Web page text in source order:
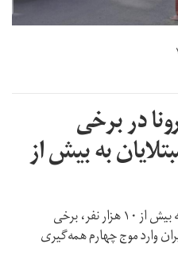
در برخی
به بیش از
همزمان با افزایش مبتلایان به کرونا به بیش از ۱۰ هزار نفر، برخی
وارد موج چهارم همه‌گیری